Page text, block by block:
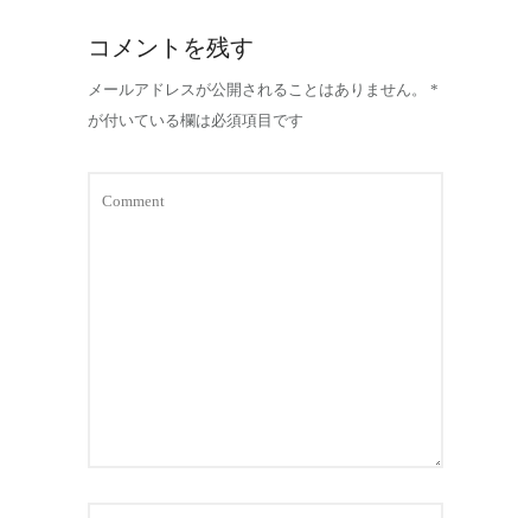
コメントを残す
メールアドレスが公開されることはありません。
*
が付いている欄は必須項目です